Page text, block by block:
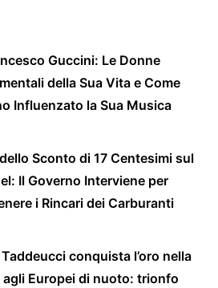
Guccini: Le Donne
della Sua Vita e Come
Influenzato la Sua Musica
Sconto di 17 Centesimi sul
Il Governo Interviene per
i Rincari dei Carburanti
conquista l’oro nella
agli Europei di nuoto: trionfo